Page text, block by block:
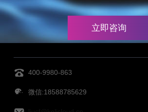
立即咨询
400-9980-863
微信:18588785629